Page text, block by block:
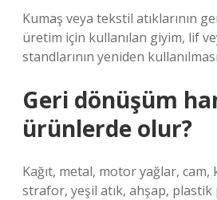
Kumaş veya tekstil atıklarının
üretim için kullanılan giyim, lif
standlarının yeniden
Geri dönüşüm
ürünlerde olur?
Kağıt, metal, motor yağlar,
strafor, yeşil atık, ahşap, plastik